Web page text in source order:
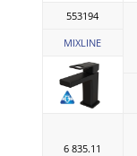
553194
MIXLINE
6 835.11